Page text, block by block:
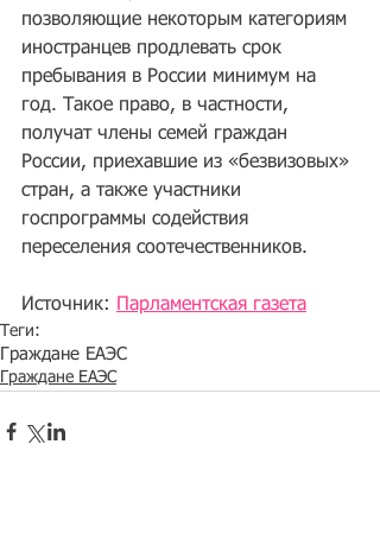
позволяющие некоторым категориям
иностранцев продлевать срок
пребывания в России минимум на
год. Такое право, в частности,
получат члены семей граждан
России, приехавшие из «безвизовых»
стран, а также участники
госпрограммы содействия
переселения соотечественников.
Источник: Парламентская газета
Теги:
Граждане ЕАЭС
Граждане ЕАЭС